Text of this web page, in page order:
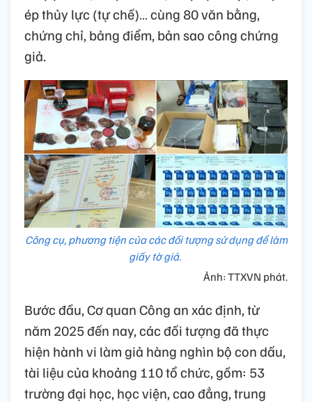
ép thủy lực (tự chế)… cùng 80 văn bằng,
chứng chỉ, bảng điểm, bản sao công chứng
giả.
Công cụ, phương tiện của các đối tượng sử dụng để làm
giấy tờ giả.
Ảnh: TTXVN phát.
Bước đầu, Cơ quan Công an xác định, từ
năm 2025 đến nay, các đối tượng đã thực
hiện hành vi làm giả hàng nghìn bộ con dấu,
tài liệu của khoảng 110 tổ chức, gồm: 53
trường đại học, học viện, cao đẳng, trung